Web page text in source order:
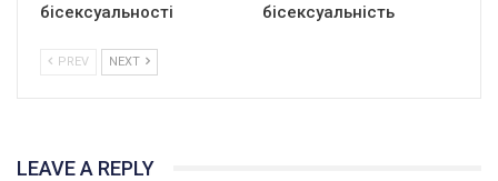
бісексуальності
бісексуальність
PREV NEXT
LEAVE A REPLY